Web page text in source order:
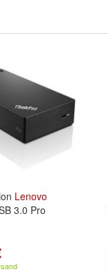
Lenovo
3.0 Pro